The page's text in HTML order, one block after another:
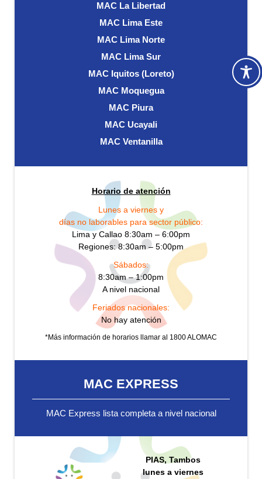
MAC La Libertad
MAC Lima Este
MAC Lima Norte
MAC Lima Sur
MAC Iquitos (Loreto)
MAC Moquegua
MAC Piura
MAC Ucayali
MAC Ventanilla
Horario de atención
Lunes a viernes y
días no laborables para sector público:
Lima y Callao 8:30am – 6:00pm
Regiones: 8:30am – 5:00pm
Sábados:
8:30am – 1:00pm
A nivel nacional
Feriados nacionales:
No hay atención
*Más información de horarios llamar al 1800 ALOMAC
MAC EXPRESS
MAC Express lista completa a nivel nacional
PIAS, Tambos
lunes a viernes